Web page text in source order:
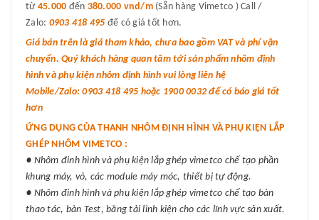
từ 45.000 đến 380.000 vnd/m(Sẵn hàng Vimetco ) Call /
Zalo: 0903 418 495 để có giá tốt hơn.
Giá bán trên là giá tham khảo, chưa bao gồm VAT và phí vận
chuyển. Quý khách hàng quan tâm tới sản phẩm nhôm định
hình và phụ kiện nhôm định hình vui lòng liên hệ
Mobile/Zalo: 0903 418 495 hoặc 1900 0032 để có báo giá tốt
hơn
ỨNG DỤNG CỦA THANH NHÔM ĐỊNH HÌNH VÀ PHỤ KIỆN LẮP
GHÉP NHÔM VIMETCO :
● Nhôm đinh hình và phụ kiện lắp ghép vimetco chế tạo phần
khung máy, vỏ, các module máy móc, thiết bị tự động.
● Nhôm đinh hình và phụ kiện lắp ghép vimetco chế tạo bàn
thao tác, bàn Test, băng tải linh kiện cho các lĩnh vực sản xuất.